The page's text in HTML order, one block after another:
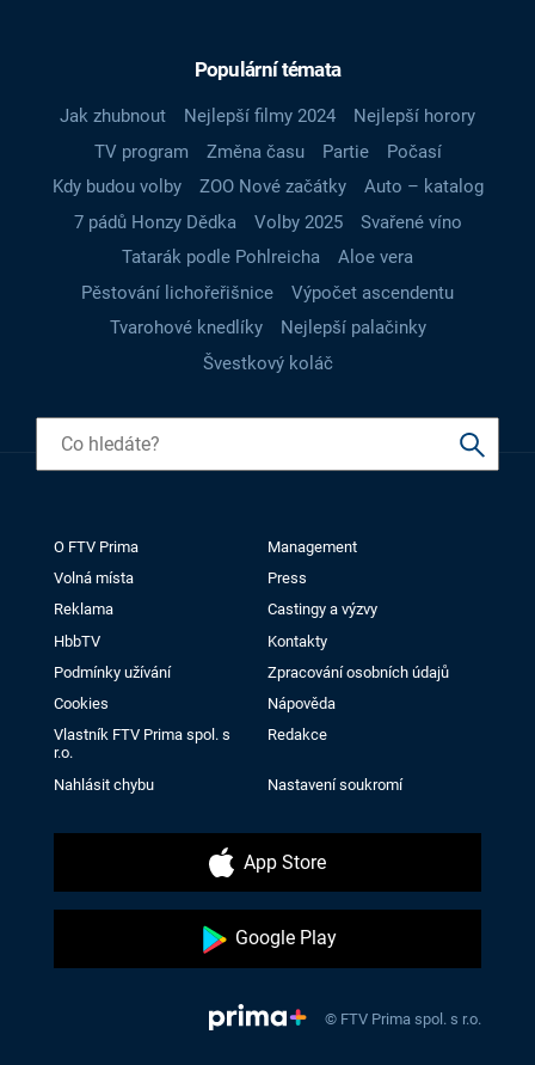
Populární témata
Jak zhubnout Nejlepší filmy 2024
Nejlepší horory
TV program
Změna času Partie
Počasí
Kdy budou volby
ZOO Nové začátky
Auto – katalog
7 pádů Honzy Dědka
Volby 2025
Svařené víno
Tatarák podle Pohlreicha
Aloe vera
Pěstování lichořeřišnice
Výpočet ascendentu
Tvarohové knedlíky
Nejlepší palačinky
Švestkový koláč
O FTV Prima
Management
Volná místa
Press
Reklama
Castingy a výzvy
HbbTV
Kontakty
Podmínky užívání
Zpracování osobních údajů
Cookies
Nápověda
Vlastník FTV Prima spol. s
r.o.
Redakce
Nahlásit chybu Nastavení soukromí
App Store
Google Play
© FTV Prima spol. s r.o.